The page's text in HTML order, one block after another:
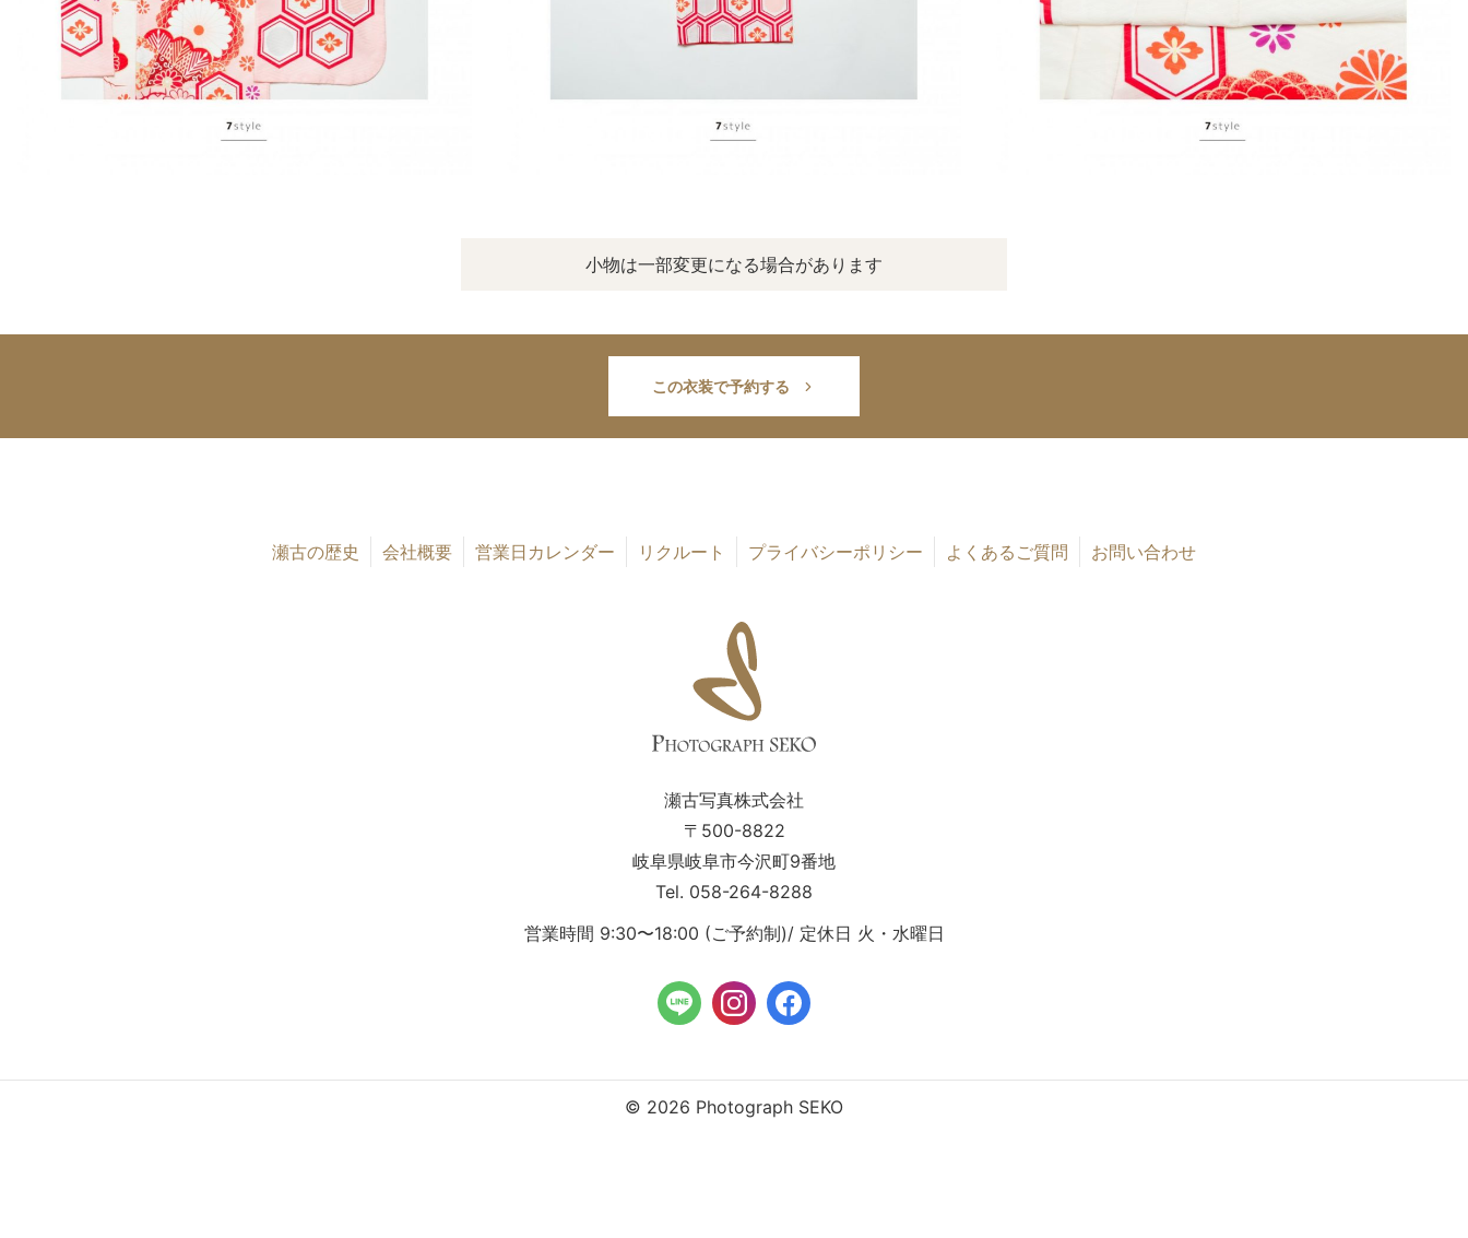
小物は一部変更になる場合があります
この衣装で予約する
瀬古の歴史 会社概要 営業日カレンダー リクルート プライバシーポリシー よくあるご質問 お問い合わせ
瀬古写真株式会社
〒500-8822
岐阜県岐阜市今沢町9番地
Tel. 058-264-8288
営業時間 9:30〜18:00 (ご予約制)/ 定休日 火・水曜日
© 2026 Photograph SEKO